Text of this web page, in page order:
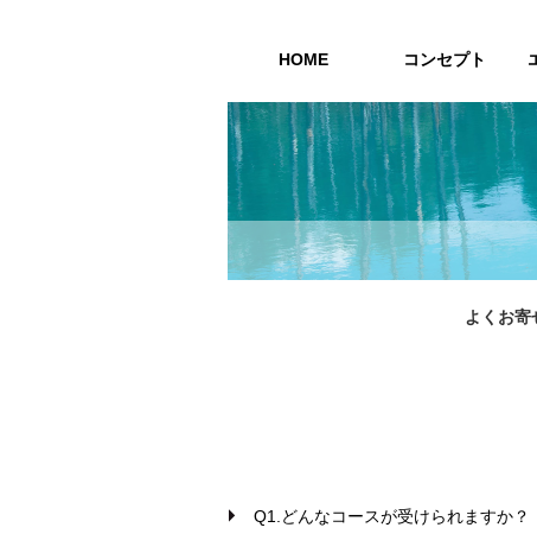
HOME コンセプト
よくお寄
Q1.どんなコースが受けられますか？